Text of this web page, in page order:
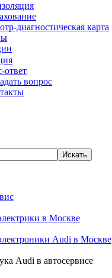
диагностическая карта
ответ
вопрос
Искать
в Москве
Audi в Москве
Audi в автосервисе